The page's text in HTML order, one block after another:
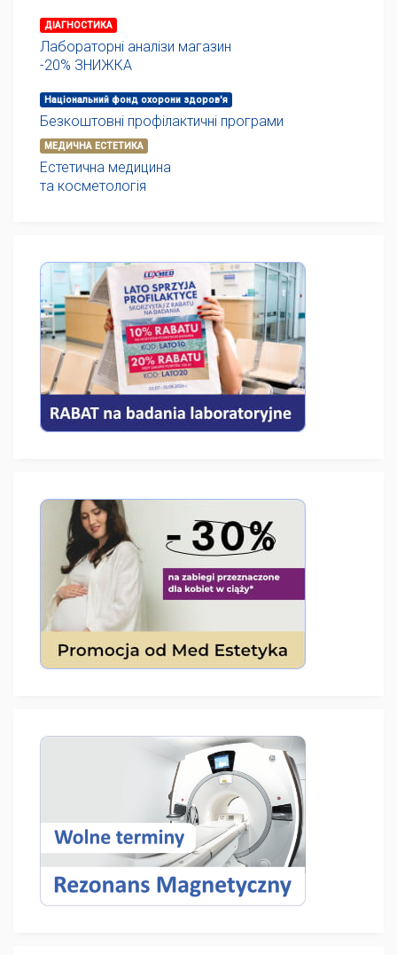
ДІАГНОСТИКА
Лабораторні аналізи магазин
-20% ЗНИЖКА
Національний фонд охорони здоров'я
Безкоштовні профілактичні програми
МЕДИЧНА ЕСТЕТИКА
Естетична медицина
та косметологія